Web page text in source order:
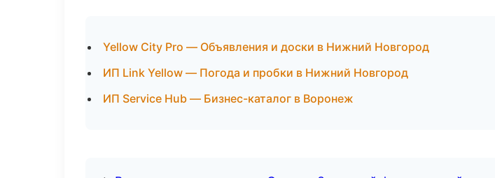
Yellow City Pro — Объявления и доски в Нижний Новгород
ИП Link Yellow — Погода и пробки в Нижний Новгород
ИП Service Hub — Бизнес-каталог в Воронеж